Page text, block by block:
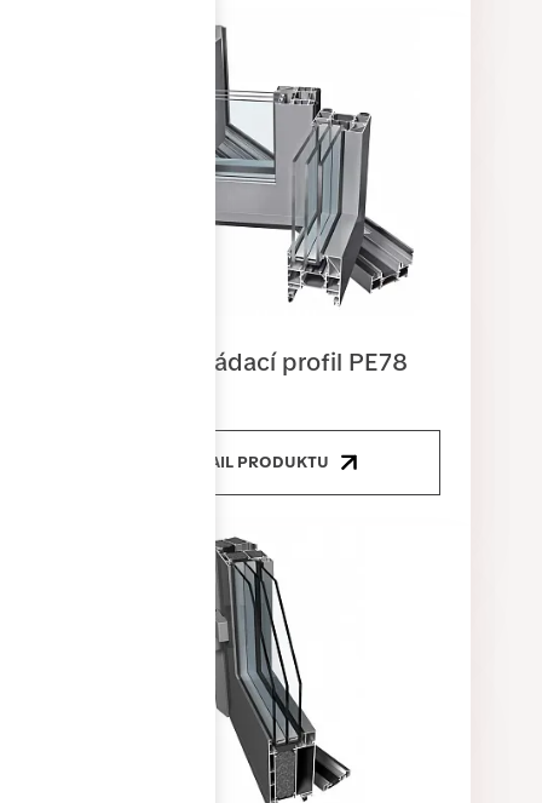
Dveřní skládací profil PE78
DETAIL PRODUKTU